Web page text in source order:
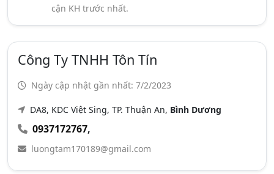
cận KH trước nhất.
Công Ty TNHH Tôn Tín
Ngày cập nhật gần nhất: 7/2/2023
DA8, KDC Việt Sing, TP. Thuận An, Bình Dương
0937172767,
luongtam170189@gmail.com